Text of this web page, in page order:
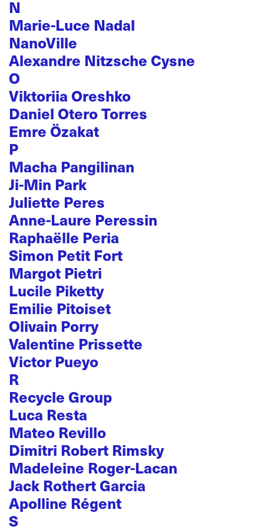
N
Marie-Luce Nadal
NanoVille
Alexandre Nitzsche Cysne
O
Viktoriia Oreshko
Daniel Otero Torres
Emre Özakat
P
Macha Pangilinan
Ji-Min Park
Juliette Peres
Anne-Laure Peressin
Raphaëlle Peria
Simon Petit Fort
Margot Pietri
Lucile Piketty
Emilie Pitoiset
Olivain Porry
Valentine Prissette
Victor Pueyo
R
Recycle Group
Luca Resta
Mateo Revillo
Dimitri Robert Rimsky
Madeleine Roger-Lacan
Jack Rothert Garcia
Apolline Régent
S